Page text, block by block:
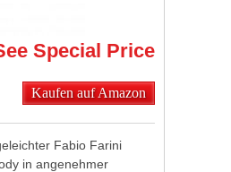
Special Price
Kaufen auf Amazon
Fabio Farini
in angenehmer